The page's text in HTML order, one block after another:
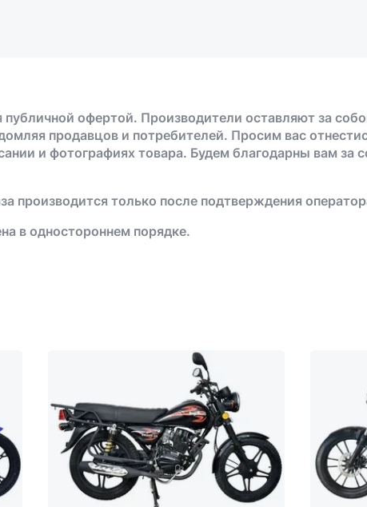
офертой. Производители оставляют за
продавцов и потребителей. Просим вас
и фотографиях товара. Будем благодарны вам
производится только после подтверждения
в одностороннем порядке.